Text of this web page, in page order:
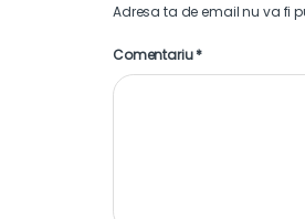
Adresa ta de email nu va fi
Comentariu*